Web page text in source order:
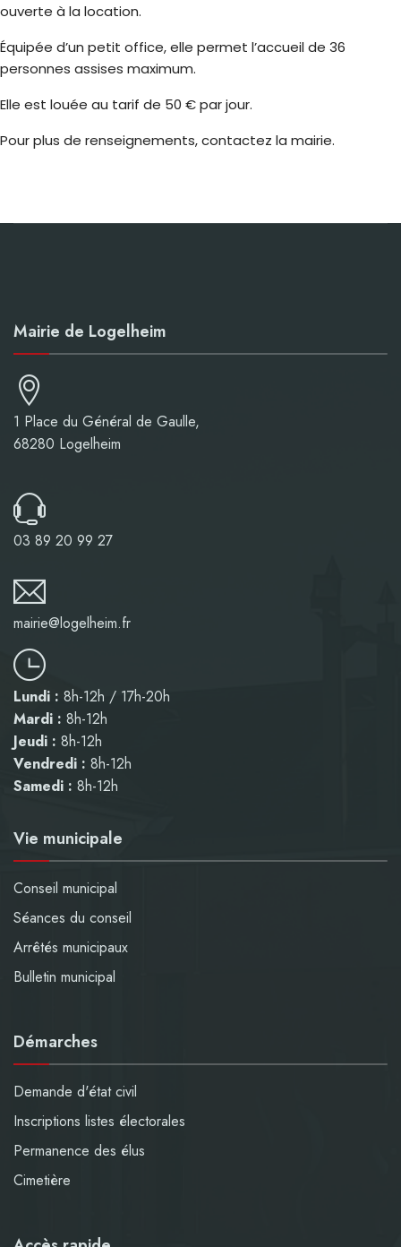
ouverte à la location.
Équipée d’un petit office, elle permet l’accueil de 36
personnes assises maximum.
Elle est louée au tarif de 50 € par jour.
Pour plus de renseignements, contactez la mairie.
Mairie de Logelheim
1 Place du Général de Gaulle,
68280 Logelheim
03 89 20 99 27
mairie@logelheim.fr
Lundi : 8h-12h / 17h-20h
Mardi : 8h-12h
Jeudi : 8h-12h
Vendredi : 8h-12h
Samedi : 8h-12h
Vie municipale
Conseil municipal
Séances du conseil
Arrêtés municipaux
Bulletin municipal
Démarches
Demande d'état civil
Inscriptions listes électorales
Permanence des élus
Cimetière